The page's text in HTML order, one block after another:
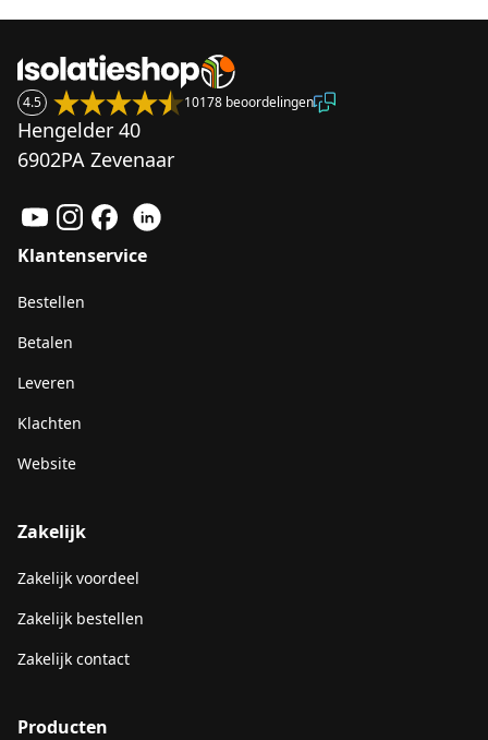
4.5 10178 beoordelingen
Hengelder 40
6902PA Zevenaar
Klantenservice
Bestellen
Betalen
Leveren
Klachten
Website
Zakelijk
Zakelijk voordeel
Zakelijk bestellen
Zakelijk contact
Producten